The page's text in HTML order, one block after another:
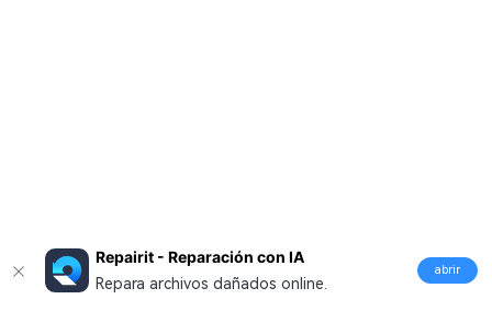
Repairit - Reparación con IA
Repara archivos dañados online.
abrir